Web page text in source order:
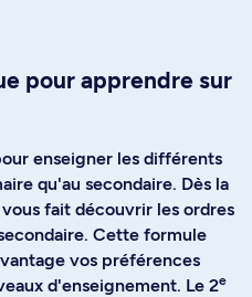
pour apprendre sur
enseigner les différents
qu'au secondaire. Dès la
fait découvrir les ordres
Cette formule
vos préférences
d'enseignement. Le 2e